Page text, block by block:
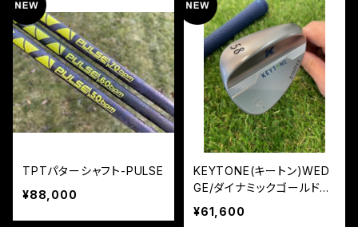
TPTパターシャフト-PULSE
¥88,000
KEYTONE(キートン)WED
GE/ダイナミックゴールド95
S200
¥61,600